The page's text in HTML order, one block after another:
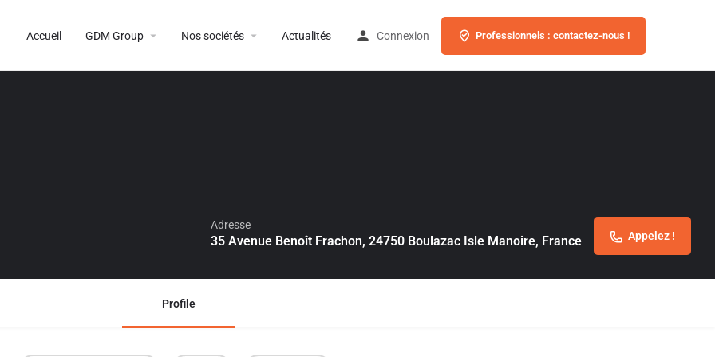
Accueil GDM Group Nos sociétés Actualités Connexion Professionnels : contactez-nous !
Adresse
35 Avenue Benoît Frachon, 24750 Boulazac Isle Manoire, France Appelez !
Profile